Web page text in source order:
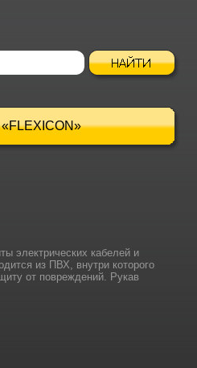
электрических кабелей и
из ПВХ, внутри которого
от повреждений. Рукав